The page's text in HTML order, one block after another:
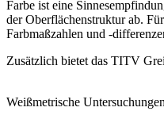
Farbe ist eine
der Oberflächenstruktur ab.
Farbmaßzahlen und -
Zusätzlich bietet das TITV
Weißmetrische Untersuchungen